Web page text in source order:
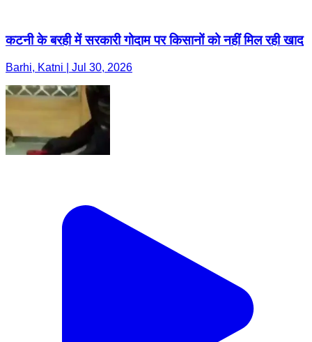
कटनी के बरही में सरकारी गोदाम पर किसानों को नहीं मिल रही खाद
Barhi, Katni | Jul 30, 2026